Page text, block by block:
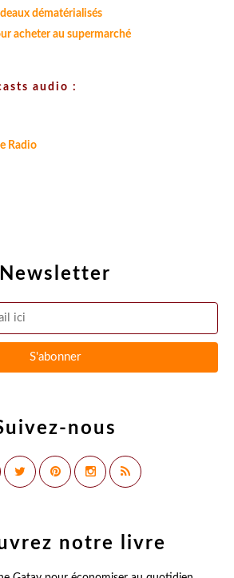
Newsletter
nous
dématérialisés
acheter au supermarché
audio :
Radio
notre livre